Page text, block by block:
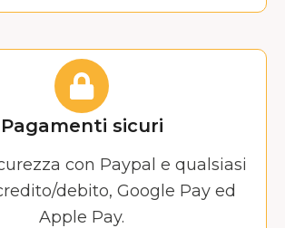
Pagamenti sicuri
con Paypal e qualsiasi
debito, Google Pay ed
Apple Pay.